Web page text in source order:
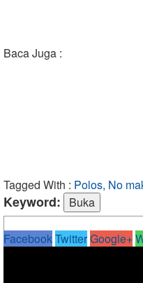
Baca Juga :
Tagged With : Polos, No
Keyword:
FacebookTwitterGoogle+